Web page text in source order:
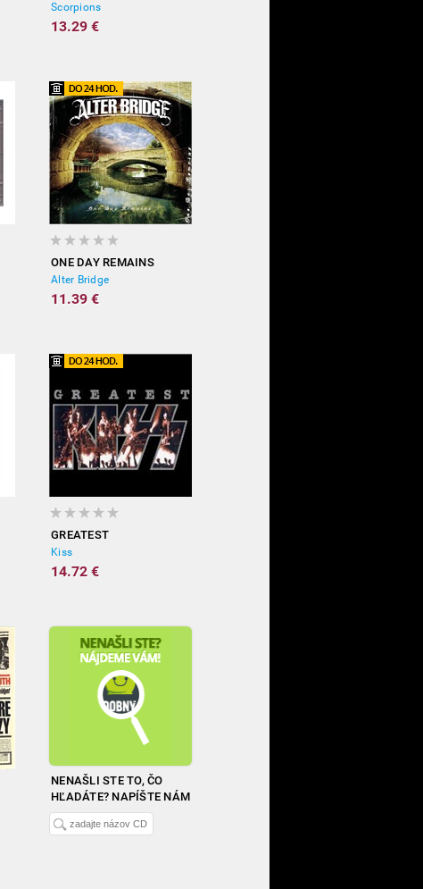
Scorpions
13.29 €
ONE DAY REMAINS
Alter Bridge
11.39 €
GREATEST
Kiss
14.72 €
NENAŠLI STE TO, ČO
HĽADÁTE? NAPÍŠTE NÁM